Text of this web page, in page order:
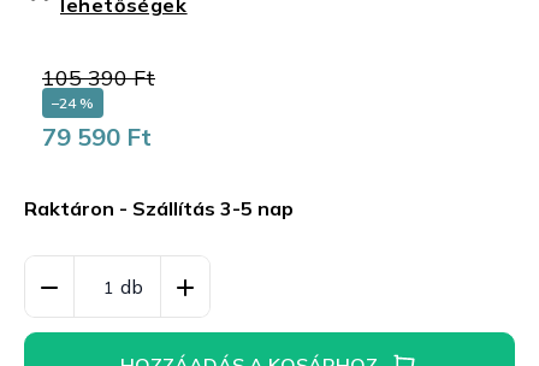
105 390 Ft
–24 %
79 590 Ft
Raktáron - Szállítás 3-5 nap
lehetőségek